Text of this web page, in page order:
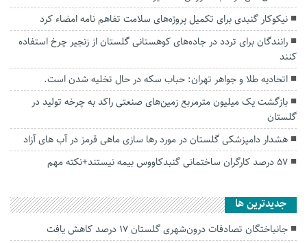
نیکوکار گنبدی برای تکمیل پروژه‌های سلامت تفاهم نامه امضاء کرد
رانندگان برای تردد در جاده‌های کوهستانی گلستان از زنجیر چرخ استفاده
کنند
اتحادیه طلا و جواهر تهران: حباب سکه در حال تخلیه شدن است.
بازگشت یک میلیون مترمربع زمین‌های صنعتی راکد به چرخه تولید در
گلستان
هشدار دامپزشکی گلستان در مورد رها سازی ماهی قرمز در آب های آزاد
۵۷ درصد کارگران ساختمانی گنبدکاووس بیمه نیستند+نکته مهم
جديدترين ها
جانباختگان تصادفات درون‌شهری گلستان ۱۷ درصد کاهش یافت